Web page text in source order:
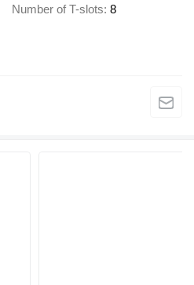
Number of T-slots 8